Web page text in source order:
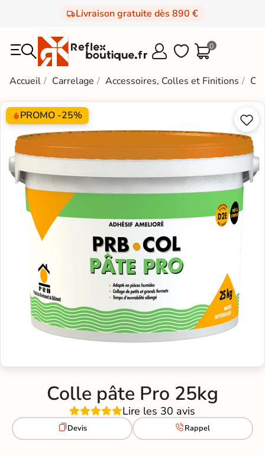
Livraison gratuite dès 890 €
  0
Accueil Carrelage Accessoires, Colles et Finitions
PROMO -25% 

Colle pâte Pro 25kg
Lire les 30 avis
Devis Rappel